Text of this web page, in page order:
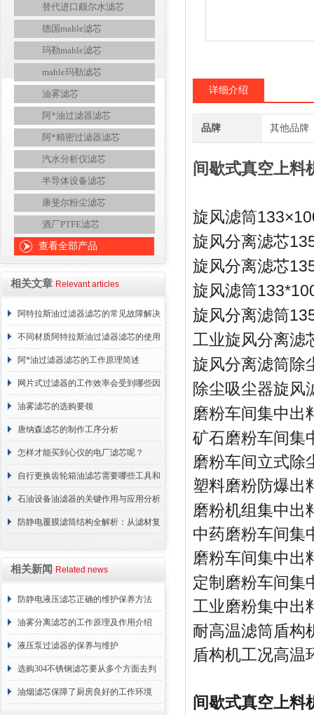
替代进口颇尔水滤芯
德国mahle滤芯
玛勒mahle滤芯
mahle玛勒滤芯
油雾滤芯
阿*油过滤器滤芯
阿*精密过滤器滤芯
汽水分析仪滤芯
半导体设备滤芯
康斐尔粉尘滤芯
酒厂PTFE滤芯
查看全部产品
相关文章 Relevant articles
阿特拉斯油过滤器滤芯的常见故障解决
方法介绍
不同材质阿特拉斯油过滤器滤芯的使用
周期区别介绍
阿*油过滤器滤芯的工作原理简述
网片式过滤器的工作效率会受到哪些因
素的影响？
油雾滤芯的选购要领
唐纳森滤芯的制作工序分析
怎样才能买到心仪的电厂滤芯呢？
自行更换齿轮箱油滤芯需要哪些工具和
材料？
石油设备油滤器的关键作用与应用分析
防静电覆膜滤筒结构全解析：从滤材复
相关新闻 Related news
防静电液压滤芯正确的维护保养方法
油雾分离滤芯的工作原理及作用介绍
液压泵过滤器的保养与维护
选购304不锈钢滤芯要从多个方面去判
断
油烟滤芯保障了厨房良好的工作环境
详细介绍
品牌 其他品牌
间歇式真空上料
旋风滤筒
旋风分离滤芯
旋风分离滤芯
旋风滤筒
旋风分离滤筒
工业旋风分离滤
旋风分离滤筒除
除尘吸尘器旋风
磨粉车间集中出
矿石磨粉车间集
磨粉车间立式除
塑料磨粉防爆出
磨粉机组集中出
中药磨粉车间集
磨粉车间集中出
定制磨粉车间集
工业磨粉集中出
耐高温滤筒盾构
盾构机工况高温
间歇式真空上料